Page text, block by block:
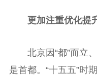
更加注重优化提
北京因“都”而立
是首都。“十五五”时